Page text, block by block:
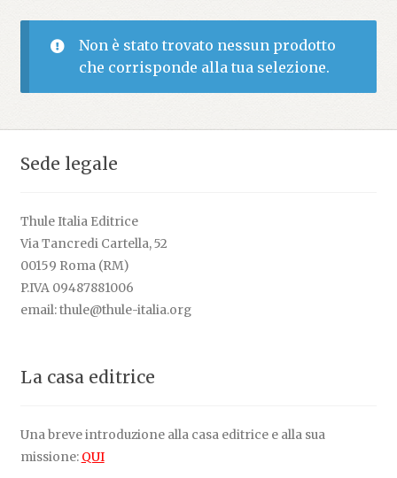
Non è stato trovato nessun prodotto
che corrisponde alla tua selezione.
Sede legale
Thule Italia Editrice
Via Tancredi Cartella, 52
00159 Roma (RM)
P.IVA 09487881006
email: thule@thule-italia.org
La casa editrice
Una breve introduzione alla casa editrice e alla sua
missione: QUI